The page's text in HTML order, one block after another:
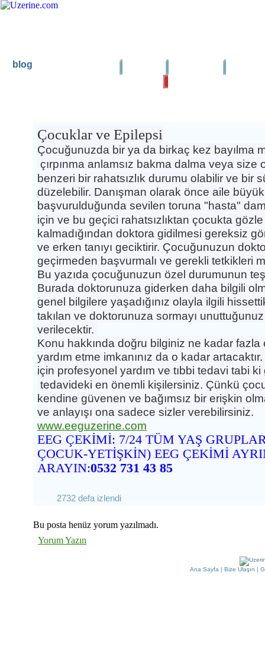
blog
Çocuklar ve Epilepsi
Çocuğunuzda bir ya da birkaç kez bayılma
çırpınma anlamsız bakma dalma veya size
benzeri bir rahatsızlık durumu olabilir ve bir
düzelebilir. Danışman olarak önce aile
başvurulduğunda sevilen toruna "hasta"
için ve bu geçici rahatsızlıktan çocukta
kalmadığından doktora gidilmesi gereksiz
ve erken tanıyı geciktirir. Çocuğunuzun
geçirmeden başvurmalı ve gerekli tetkikleri
Bu yazıda çocuğunuzun özel durumunun
Burada doktorunuza giderken daha bilgili
genel bilgilere yaşadığınız olayla ilgili
takılan ve doktorunuza sormayı
verilecektir.
Konu hakkında doğru bilginiz ne kadar
yardım etme imkanınız da o kadar
için profesyonel yardım ve tıbbi tedavi tabi
tedavideki en önemli kişilersiniz. Çünkü
kendine güvenen ve bağımsız bir erişkin
ve anlayışı ona sadece sizler verebilirsiniz.
www.eeguzerine.com
EEG ÇEKİMİ: 7/24 TÜM YAŞ
ÇOCUK-YETİŞKİN) EEG ÇEKİMİ
ARAYIN:0532 731 43 85
2732 defa izlendi
Bu posta henüz yorum yazılmadı.
Yorum Yazın
Ana Sayfa | Bize Ulaşın |